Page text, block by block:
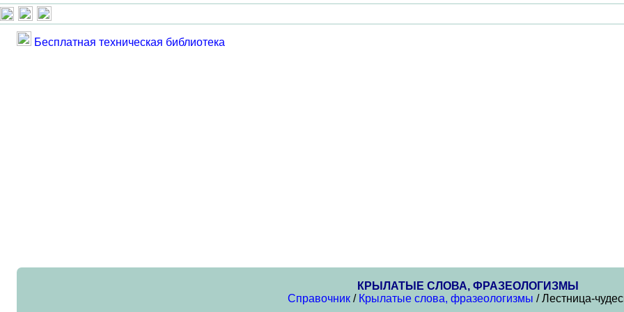
Бесплатная техническая библиотека
КРЫЛАТЫЕ СЛОВА, ФРАЗЕОЛОГИЗМЫ
Справочник / Крылатые слова, фразеологизмы / Лестница-